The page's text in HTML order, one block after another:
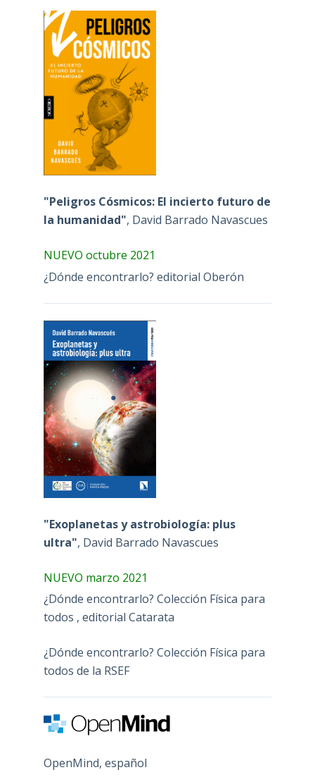
"Peligros Cósmicos: El incierto futuro de
la humanidad", David Barrado Navascues
NUEVO octubre 2021
¿Dónde encontrarlo? editorial Oberón
"Exoplanetas y astrobiología: plus
ultra", David Barrado Navascues
NUEVO marzo 2021
¿Dónde encontrarlo? Colección Física para
todos , editorial Catarata
¿Dónde encontrarlo? Colección Física para
todos de la RSEF
OpenMind, español